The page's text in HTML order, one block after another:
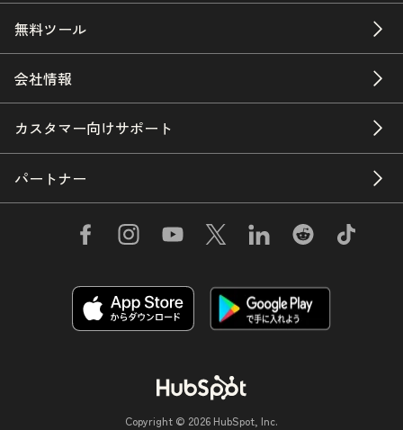
無料ツール
会社情報
カスタマー向けサポート
パートナー
Copyright © 2026 HubSpot, Inc.